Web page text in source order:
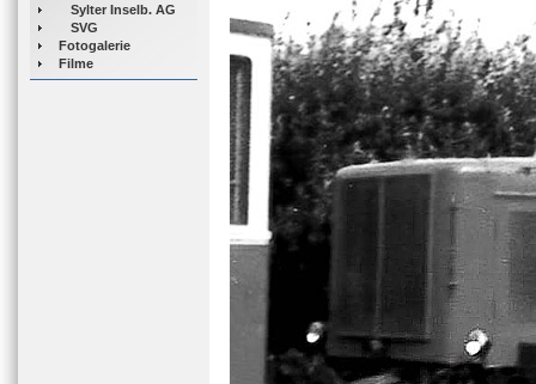
Sylter Inselb. AG
SVG
Fotogalerie
Filme